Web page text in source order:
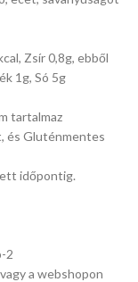
Zsír 0,8g, ebből
1g, Só 5g
tartalmaz
és Gluténmentes
időpontig.
a webshopon